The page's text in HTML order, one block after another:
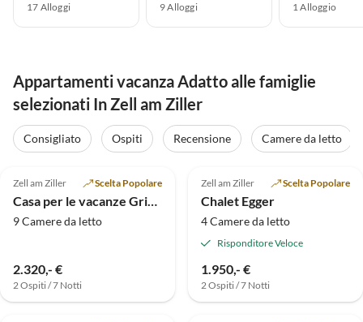
17 Alloggi 9Alloggi 1Alloggio
Appartamenti vacanza Adatto alle famiglie
selezionati In Zell am Ziller
Consigliato Ospiti Recensione
Camere da letto
Zell am Ziller Scelta Popolare
Casa per le vacanze Grindlalm
9 Camere da letto
2.320,- €
2 Ospiti / 7 Notti
Zell am Ziller Scelta Popolare
Chalet Egger
4 Camere da letto
Risponditore Veloce
1.950,- €
2 Ospiti / 7 Notti
Alto
5.0 (4) 5.0 (4)